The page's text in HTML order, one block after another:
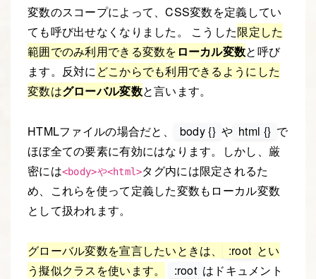
変数のスコープによって、CSS変数を定義してい
ても呼び出せなくなりました。 こうした限定した
範囲でのみ利用できる変数を ローカル変数と呼び
ます。反対にどこからでも利用できるようにした
変数はグローバル変数と言います。
HTMLファイルの場合だと、 body {} や html {} で
ほぼ全ての要素に有効にはなります。しかし、厳
密には<body>や<html>タグ内には限定されるた
め、これらを使って定義した変数もローカル変数
として扱われます。
グローバル変数を宣言したいときは、 :root とい
う擬似クラスを使います。
:root はドキュメント